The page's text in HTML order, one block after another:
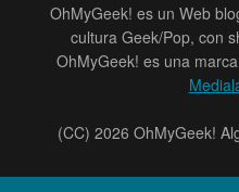
OhMyGeek! es un Web
cultura Geek/Pop, con
OhMyGeek! es una
(CC) 2026 OhMyGeek!